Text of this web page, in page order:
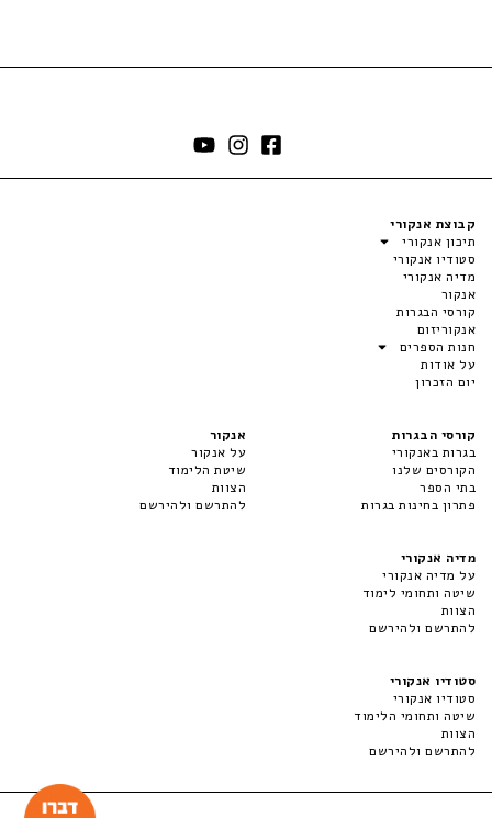
קבוצת אנקורי
תיכון אנקורי
סטודיו אנקורי
מדיה אנקורי
אנקור
קורסי הבגרות
אנקוריזום
חנות הספרים
על אודות
יום הזכרון
קורסי הבגרות
בגרות באנקורי
הקורסים שלנו
בתי הספר
פתרון בחינות בגרות
אנקור
על אנקור
שיטת הלימוד
הצוות
להתרשם ולהירשם
מדיה אנקורי
על מדיה אנקורי
שיטה ותחומי לימוד
הצוות
להתרשם ולהירשם
סטודיו אנקורי
סטודיו אנקורי
שיטה ותחומי הלימוד
הצוות
להתרשם ולהירשם